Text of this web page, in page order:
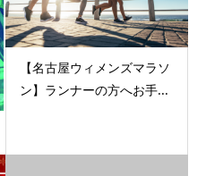
【名古屋ウィメンズマラソ
ン】ランナーの方へお手...